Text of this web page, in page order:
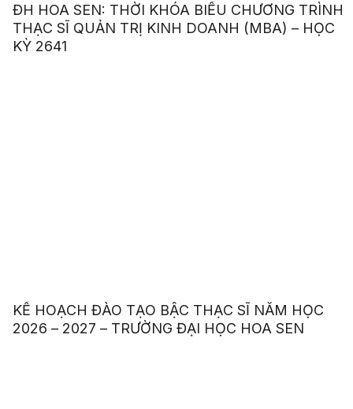
ĐH HOA SEN: THỜI KHÓA BIỂU CHƯƠNG TRÌNH
THẠC SĨ QUẢN TRỊ KINH DOANH (MBA) – HỌC
KỲ 2641
KẾ HOẠCH ĐÀO TẠO BẬC THẠC SĨ NĂM HỌC
2026 – 2027 – TRƯỜNG ĐẠI HỌC HOA SEN